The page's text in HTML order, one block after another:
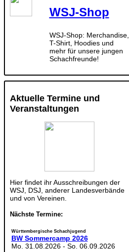
WSJ-Shop
WSJ-Shop: Merchandise,
T-Shirt, Hoodies und
mehr für unsere jungen
Schachfreunde!
Aktuelle Termine und
Veranstaltungen
Hier findet ihr Ausschreibungen der
WSJ, DSJ, anderer Landesverbände
und von Vereinen.
Nächste Termine:
Württembergische Schachjugend
BW Sommercamp 2026
Mo. 31.08.2026- So. 06.09.2026